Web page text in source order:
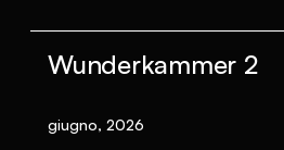
Wunderkammer 2
giugno, 2026